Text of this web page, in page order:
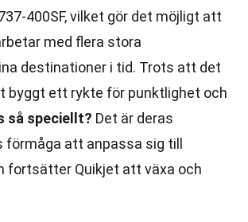
400SF, vilket gör det möjligt att
med flera stora
destinationer i tid. Trots att det
byggt ett rykte för punktlighet och
så speciellt? Det är deras
att anpassa sig till
fortsätter Quikjet att växa och